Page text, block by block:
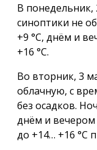
В понедельник,
синоптики не
+9 °С, днём и
+16 °С.
Во вторник, 3
облачную, с
без осадков.
днём и вечером
до +14… +16 °С